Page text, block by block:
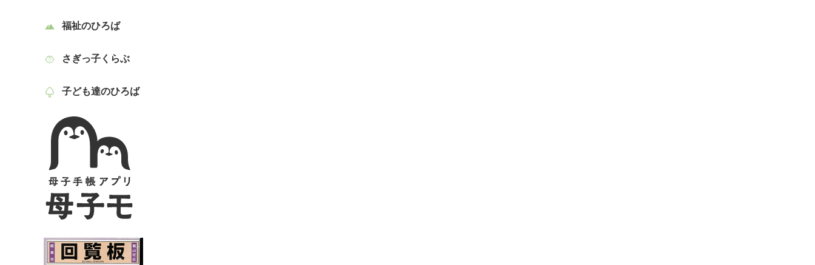
福祉のひろば
さぎっ子くらぶ
子ども達のひろば